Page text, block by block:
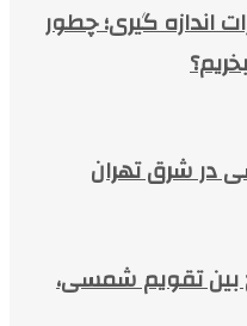
اندازه گیری؛ چطور
در شرق تهران
بین تقویم شمسی،